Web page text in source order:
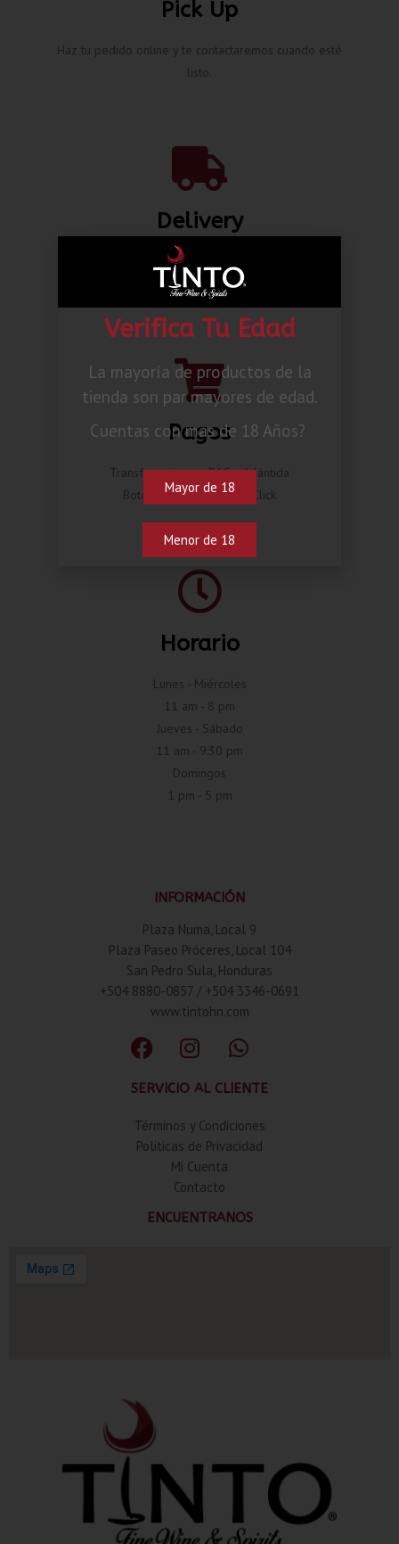
Pick Up
Haz tu pedido online y te contactaremos cuando esté
listo.
Delivery
Envíos nacionales hasta la puerta de tu casa desde L.
80.00*
Pagos
Transferencia por BAC o Atlántida
Botón de pago Compra Click
Horario
Lunes - Miércoles
11 am - 8 pm
Jueves - Sábado
11 am - 9:30 pm
Domingos
1 pm - 5 pm
INFORMACIÓN
Plaza Numa, Local 9
Plaza Paseo Próceres, Local 104
San Pedro Sula, Honduras
+504 8880-0857 / +504 3346-0691
www.tintohn.com
SERVICIO AL CLIENTE
Términos y Condiciones
Politicas de Privacidad
Mi Cuenta
Contacto
ENCUENTRANOS
Verifica Tu Edad
La mayoría de productos de la
tienda son par mayores de edad.
Cuentas con mas de 18 Años?
Mayor de 18
Menor de 18